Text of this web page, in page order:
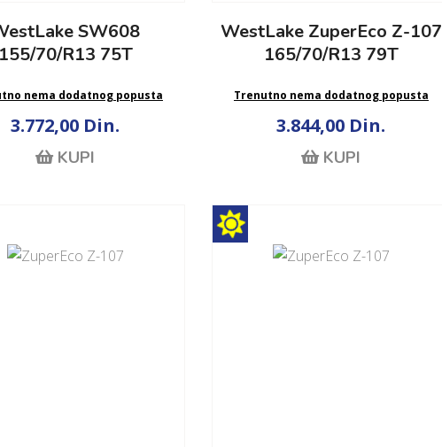
SW608
70/R13 75T
nema dodatnog popusta
3.772,00 Din.
KUPI
WestLake ZuperEco Z-107
165/70/R13 79T
Trenutno nema dodatnog popusta
3.844,00 Din.
KUPI